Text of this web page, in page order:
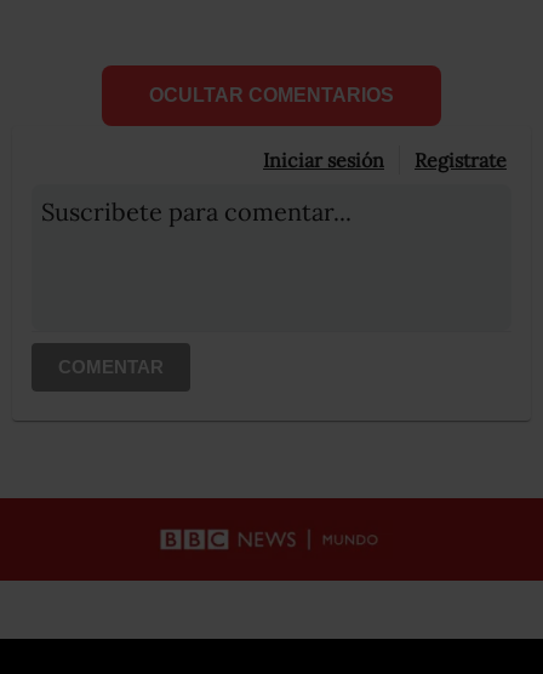
OCULTAR COMENTARIOS
Iniciar sesión Registrate
Suscribete para comentar...
COMENTAR